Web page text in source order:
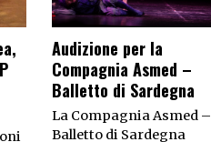
Audizione per la
Compagnia Asmed –
Balletto di Sardegna
La Compagnia Asmed –
Balletto di Sardegna